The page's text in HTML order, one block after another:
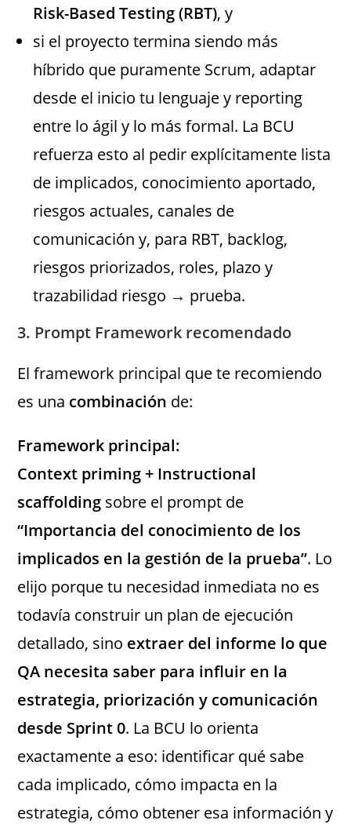
Risk-Based Testing (RBT), y
si el proyecto termina siendo más
híbrido que puramente Scrum, adaptar
desde el inicio tu lenguaje y reporting
entre lo ágil y lo más formal. La BCU
refuerza esto al pedir explícitamente lista
de implicados, conocimiento aportado,
riesgos actuales, canales de
comunicación y, para RBT, backlog,
riesgos priorizados, roles, plazo y
trazabilidad riesgo → prueba.
3. Prompt Framework recomendado
El framework principal que te recomiendo
es una combinación de:
Framework principal:
Context priming + Instructional
scaffolding sobre el prompt de
“Importancia del conocimiento de los
implicados en la gestión de la prueba”. Lo
elijo porque tu necesidad inmediata no es
todavía construir un plan de ejecución
detallado, sino extraer del informe lo que
QA necesita saber para influir en la
estrategia, priorización y comunicación
desde Sprint 0. La BCU lo orienta
exactamente a eso: identificar qué sabe
cada implicado, cómo impacta en la
estrategia, cómo obtener esa información y